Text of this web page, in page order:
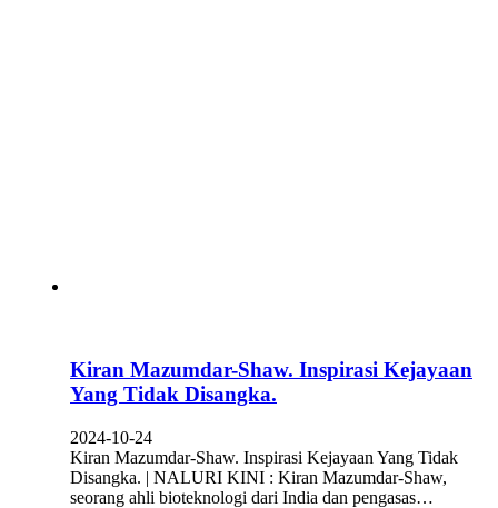
Kiran Mazumdar-Shaw. Inspirasi Kejayaan
Yang Tidak Disangka.
2024-10-24
Kiran Mazumdar-Shaw. Inspirasi Kejayaan Yang Tidak
Disangka. | NALURI KINI : Kiran Mazumdar-Shaw,
seorang ahli bioteknologi dari India dan pengasas…